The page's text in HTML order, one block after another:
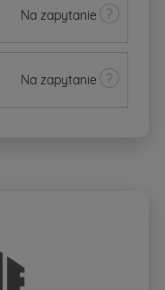
Na zapytanie
Na zapytanie